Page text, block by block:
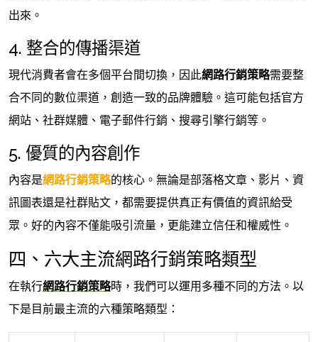
出來。
4. 整合的傳播渠道
現代消費者會在多個平台間切換，因此網路行銷策略需要整
合不同的數位渠道，創造一致的品牌體驗。這可能包括官方
網站、社群媒體、電子郵件行銷、搜尋引擎行銷等。
5. 優質的內容創作
內容是網路行銷策略的核心。無論是部落格文章、影片、資
訊圖表還是社群貼文，都需要提供真正有價值的資訊給受
眾。好的內容不僅能吸引流量，更能建立信任和權威性。
四、六大主流網路行銷策略類型
在執行網路行銷策略時，我們可以運用多種不同的方法。以
下是目前最主流的六種策略類型：